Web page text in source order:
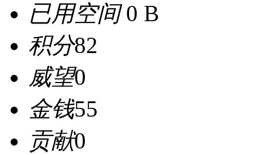
已用空间0 B
积分82
威望0
金钱55
贡献0